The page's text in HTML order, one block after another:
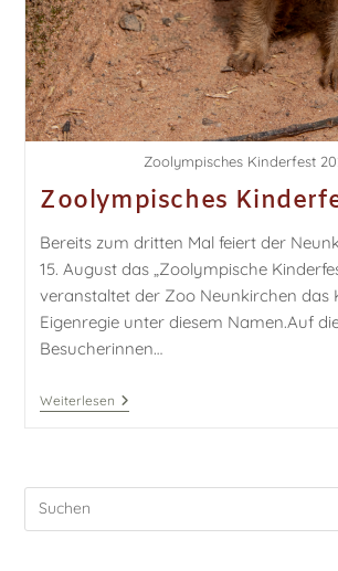
Zoolympisches Kinderfest
Zoolympisches
Bereits zum dritten Mal feiert der
15. August das „Zoolympische
veranstaltet der Zoo Neunkirchen das
Eigenregie unter diesem Namen.Auf
Besucherinnen…
Weiterlesen